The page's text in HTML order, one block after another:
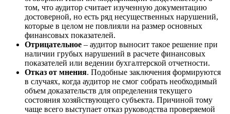
том, что аудитор считает изученную документацию
достоверной, но есть ряд несущественных нарушений,
которые в целом не повлияли на размер основных
финансовых показателей.
Отрицательное – аудитор выносит такое решение при
наличии грубых нарушений в расчете финансовых
показателей или ведении бухгалтерской отчетности.
Отказ от мнения. Подобные заключения формируются
в случаях, когда аудитор не смог собрать необходимый
объем доказательств для определения текущего
состояния хозяйствующего субъекта. Причиной тому
чаще всего выступает отказ руководства проверяемой